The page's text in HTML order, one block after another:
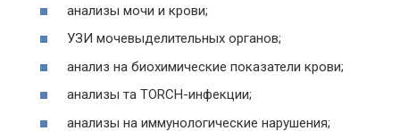
анализы мочи и крови;
УЗИ мочевыделительных органов;
анализ на биохимические показатели крови;
анализы та TORCH-инфекции;
анализы на иммунологические нарушения;